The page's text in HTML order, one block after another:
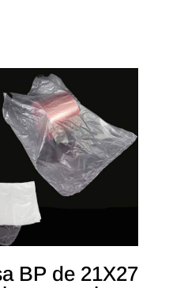
BP de 21X27